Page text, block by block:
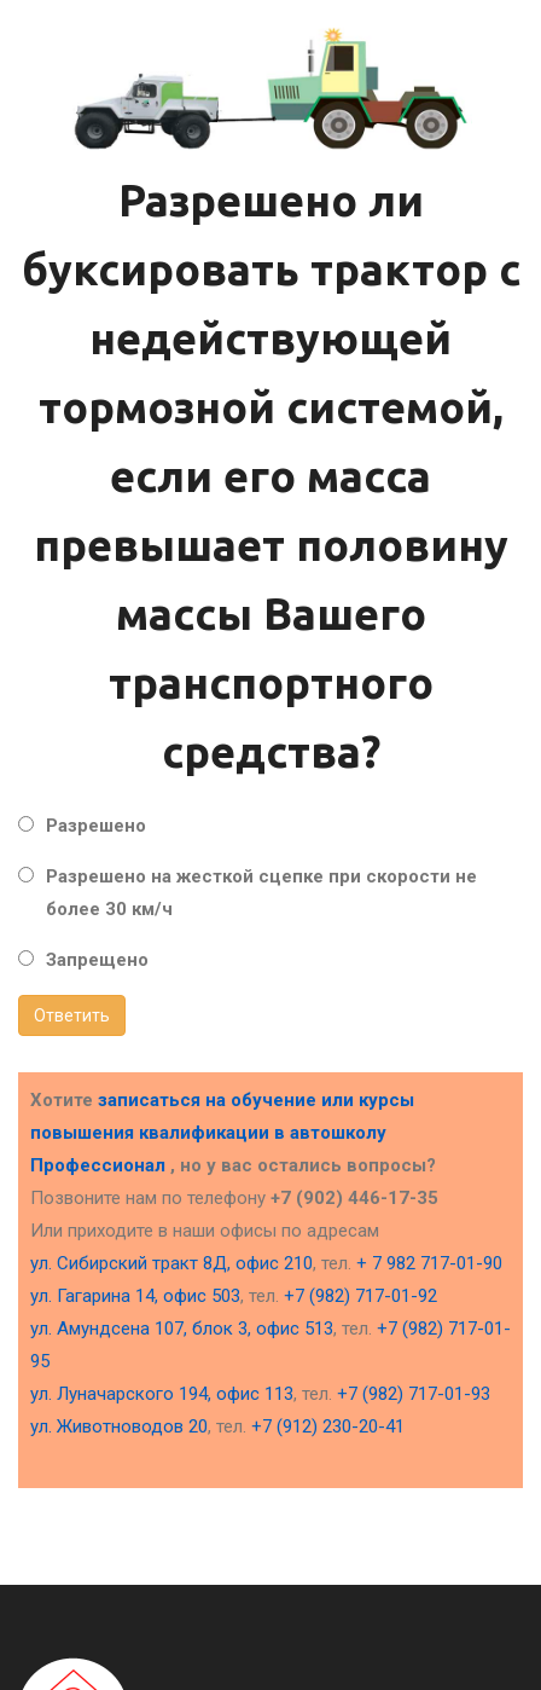
Разрешено ли
буксировать трактор с
недействующей
тормозной системой,
если его масса
превышает половину
массы Вашего
транспортного
средства?
Разрешено
Разрешено на жесткой сцепке при скорости не
более 30 км/ч
Запрещено
Ответить
Хотите записаться на обучение или курсы
повышения квалификации в автошколу
Профессионал , но у вас остались вопросы?
Позвоните нам по телефону +7 (902) 446-17-35
Или приходите в наши офисы по адресам
ул. Сибирский тракт 8Д, офис 210, тел. + 7 982 717-01-90
ул. Гагарина 14, офис 503, тел. +7 (982) 717-01-92
ул. Амундсена 107, блок 3, офис 513, тел. +7 (982) 717-01-
95
ул. Луначарского 194, офис 113, тел. +7 (982) 717-01-93
ул. Животноводов 20, тел. +7 (912) 230-20-41